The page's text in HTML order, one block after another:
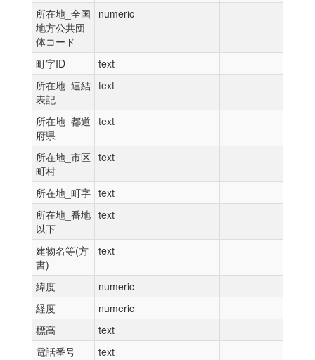
所在地_全国
地方公共団
体コード
numeric
町字ID
text
所在地_連結
表記
text
所在地_都道
府県
text
所在地_市区
町村
text
所在地_町字 text
所在地_番地
以下
text
建物名等(方
書)
text
緯度
numeric
経度
numeric
標高
text
電話番号
text